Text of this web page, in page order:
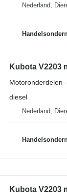
Nederland,
Kubota V2203
Motoronderdelen
diesel
Nederland,
Kubota V2203